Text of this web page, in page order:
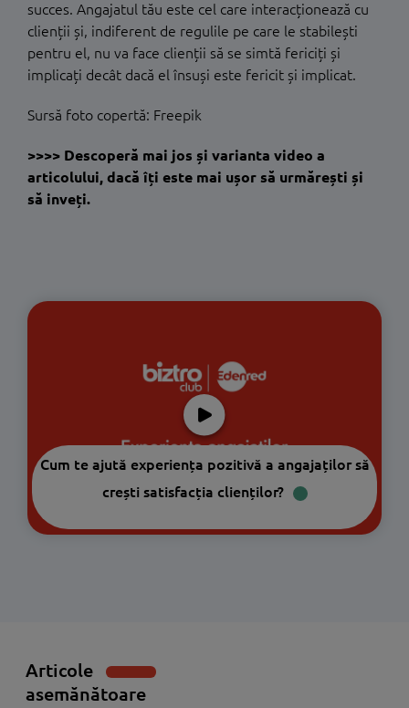
succes. Angajatul tău este cel care interacționează cu
clienții și, indiferent de regulile pe care le stabilești
pentru el, nu va face clienții să se simtă fericiți și
implicați decât dacă el însuși este fericit și implicat.
Sursă foto copertă: Freepik
>>>> Descoperă mai jos și varianta video a
articolului, dacă îți este mai ușor să urmărești și
să inveți.
Cum te ajută experiența pozitivă a angajaților să
crești satisfacția clienților?
Articole
asemănătoare